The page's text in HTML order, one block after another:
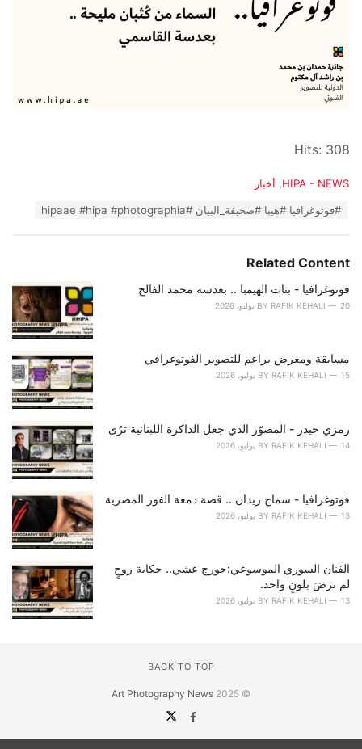
Hits: 308
C
r
HIPA - NEWS
, أخبار
T
:
#فوتوغرافيا #هيبا #صحيفة_البيان #hipaae #hipa #photographia
Related Content
فوتوغرافيا - بنات الهيمبا .. بعدسة محمد الفالح
BY RAFIK KEHALI 20 يوليو، 2026
مسابقة ومعرض براعم للتصوير الفوتوغرافي
BY RAFIK KEHALI 15 يوليو، 2026
رمزي حيدر - المصوّر الذي جعل الذاكرة اللبنانية ترُى
BY RAFIK KEHALI 14 يوليو، 2026
فوتوغرافيا - سماح زيدان .. قصة دمعة الفوز المصرية
BY RAFIK KEHALI 13 يوليو، 2026
الفنان السوري الموسوعي:جورج عشي.. حكاية روحٍ
لم ترضَ بلونٍ واحد.
BY RAFIK KEHALI 13 يوليو، 2026
BACK TO TOP
© 2025
Art Photography News